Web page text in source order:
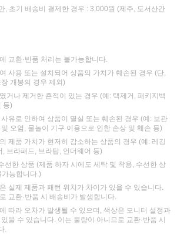
, 초기 배송비 결제한 경우 : 3,000원 (제주, 도서산간
교환·반품 처리는 불가능합니다.
사용 또는 설치되어 상품의 가치가 훼손된 경우 (단,
개봉의 경우 제외)
거나 제거한 흔적이 있는 경우 (예: 택제거, 패키지백
등)
유로 인하여 상품이 멸실 또는 훼손된 경우 (예: 보관
오염, 물놀이 기구 이용으로 인한 손상 및 훼손 등)
제품 가치가 현저히 감소하는 상품의 경우 (예: 레깅
, 브라패드, 브라탑, 언더웨어 등)
선한 상품 (제품 하자 시에도 세탁 및 착용, 수선한 상
가능합니다.)
실제 제품과 패턴 위치가 차이가 있을 수 있습니다.
교환·반품 시 배송비가 발생합니다.
따라 오차가 발생될 수 있으며, 색상은 모니터 설정과
을 수 있습니다. 이는 불량이 아니므로 교환·반품 시
.